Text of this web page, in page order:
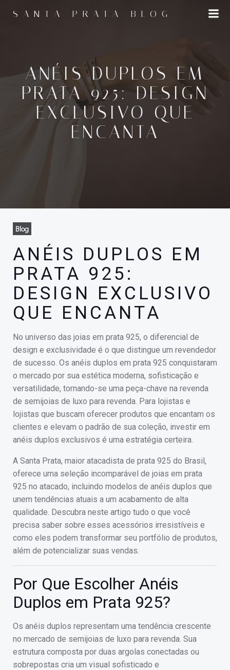
para
SANTA PRATA BLOG
ANÉIS DUPLOS EM
PRATA 925: DESIGN
EXCLUSIVO QUE
ENCANTA
Blog
ANÉIS DUPLOS EM
PRATA 925:
DESIGN EXCLUSIVO
QUE ENCANTA
No universo das joias em prata 925, o diferencial de
design e exclusividade é o que distingue um revendedor
de sucesso. Os anéis duplos em prata 925 conquistaram
o mercado por sua estética moderna, sofisticação e
versatilidade, tornando-se uma peça-chave na revenda
de semijoias de luxo para revenda. Para lojistas e
lojistas que buscam oferecer produtos que encantam os
clientes e elevam o padrão de sua coleção, investir em
anéis duplos exclusivos é uma estratégia certeira.
A Santa Prata, maior atacadista de prata 925 do Brasil,
oferece uma seleção incomparável de joias em prata
925 no atacado, incluindo modelos de anéis duplos que
unem tendências atuais a um acabamento de alta
qualidade. Descubra neste artigo tudo o que você
precisa saber sobre esses acessórios irresistíveis e
como eles podem transformar seu portfólio de produtos,
além de potencializar suas vendas.
Por Que Escolher Anéis
Duplos em Prata 925?
Os anéis duplos representam uma tendência crescente
no mercado de semijoias de luxo para revenda. Sua
estrutura composta por duas argolas conectadas ou
sobrepostas cria um visual sofisticado e